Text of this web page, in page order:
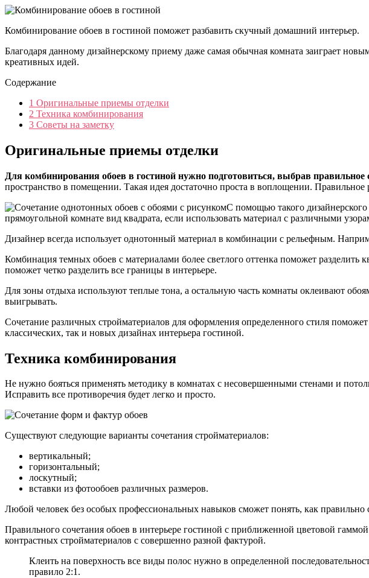
Комбинирование обоев в гостиной поможет разбавить скучный домашний интерьер.
Благодаря данному дизайнерскому приему даже самая обычная комната заиграет
креативных идей.
Содержание
1 Оригинальные приемы отделки
2 Техника комбинирования
3 Советы на заметку
Оригинальные приемы отделки
Для комбинирования обоев в гостиной нужно подготовиться, выбрав правильное
пространство в помещении. Такая идея достаточно проста в воплощении.
С помощью такого
прямоугольной комнате вид квадрата, если использовать материал с различными
Дизайнер всегда использует однотонный материал в комбинации с рельефным.
Комбинация темных обоев с материалами более светлого оттенка поможет
поможет четко разделить все границы в интерьере.
Для зоны отдыха используют теплые тона, а остальную часть комнаты оклеивают
выигрывать.
Сочетание различных стройматериалов для оформления определенного стиля
классических, так и новых дизайнах интерьера гостиной.
Техника комбинирования
Не нужно бояться применять методику в комнатах с несовершенными стенами и
Исправить все противоречия будет легко и просто.
Существуют следующие варианты сочетания стройматериалов:
вертикальный;
горизонтальный;
лоскутный;
вставки из фотообоев различных размеров.
Любой человек без особых профессиональных навыков сможет понять, как
Правильного сочетания обоев в интерьере гостиной с приближенной цветовой
контрастных стройматериалов с совершенно разной фактурой.
Клеить на поверхность все виды полос нужно в определенной
правило 2:1.